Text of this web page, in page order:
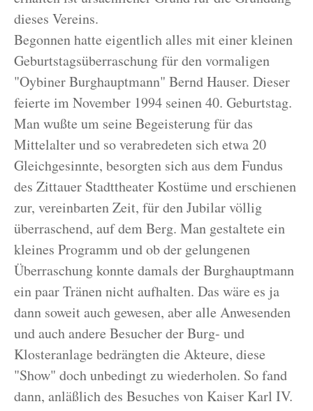
dieses Vereins.
Begonnen hatte eigentlich alles mit einer kleinen
Geburtstagsüberraschung für den vormaligen
"Oybiner Burghauptmann" Bernd Hauser. Dieser
feierte im November 1994 seinen 40. Geburtstag.
Man wußte um seine Begeisterung für das
Mittelalter und so verabredeten sich etwa 20
Gleichgesinnte, besorgten sich aus dem Fundus
des Zittauer Stadttheater Kostüme und erschienen
zur, vereinbarten Zeit, für den Jubilar völlig
überraschend, auf dem Berg. Man gestaltete ein
kleines Programm und ob der gelungenen
Überraschung konnte damals der Burghauptmann
ein paar Tränen nicht aufhalten. Das wäre es ja
dann soweit auch gewesen, aber alle Anwesenden
und auch andere Besucher der Burg- und
Klosteranlage bedrängten die Akteure, diese
"Show" doch unbedingt zu wiederholen. So fand
dann, anläßlich des Besuches von Kaiser Karl IV.